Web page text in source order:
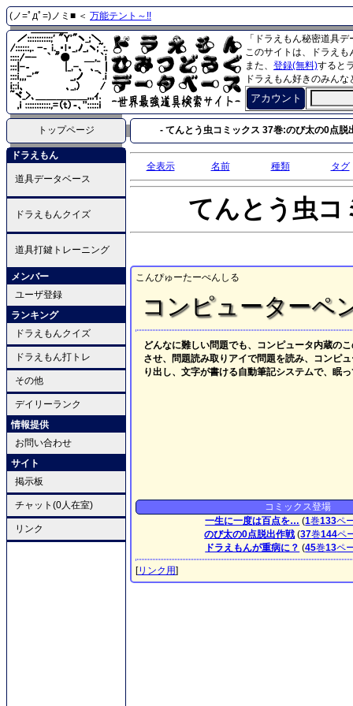
(ノ=ﾟдﾟ=)ノミ■ ＜ 万能テント～!!
「ドラえもん秘密道具
このサイトは、ドラえ
また、 登録(無料)すると
ドラえもん好きのみん
アカウント
トップページ - てんとう虫コミックス 37巻:のび太の0点脱
ドラえもん
道具データベース
ドラえもんクイズ
道具打鍵トレーニング
メンバー
ユーザ登録
ランキング
ドラえもんクイズ
ドラえもん打トレ
その他
デイリーランク
情報提供
お問い合わせ
サイト
掲示板
チャット(0人在室)
リンク
全表示 名前 種類 タグ
てんとう虫コ
こんぴゅーたーぺんしる
コンピューターペ
どんなに難しい問題でも、コンピュータ内蔵の
させ、問題読み取りアイで問題を読み、コンピ
り出し、文字が書ける自動筆記システムで、眠
コミックス登場
一生に一度は百点を… (1巻133ペ
のび太の0点脱出作戦 (37巻144ペ
ドラえもんが重病に？ (45巻13ペ
[リンク用]